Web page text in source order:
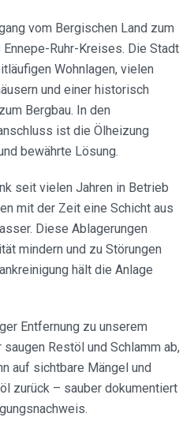
vom Bergischen Land zum
Ruhr-Kreises. Die Stadt
Wohnlagen, vielen
und einer historisch
Bergbau. In den
ist die Ölheizung
bewährte Lösung.
seit vielen Jahren in Betrieb
mit der Zeit eine Schicht aus
Diese Ablagerungen
mindern und zu Störungen
hält die Anlage
Entfernung zu unserem
Restöl und Schlamm ab,
auf sichtbare Mängel und
zurück – sauber dokumentiert